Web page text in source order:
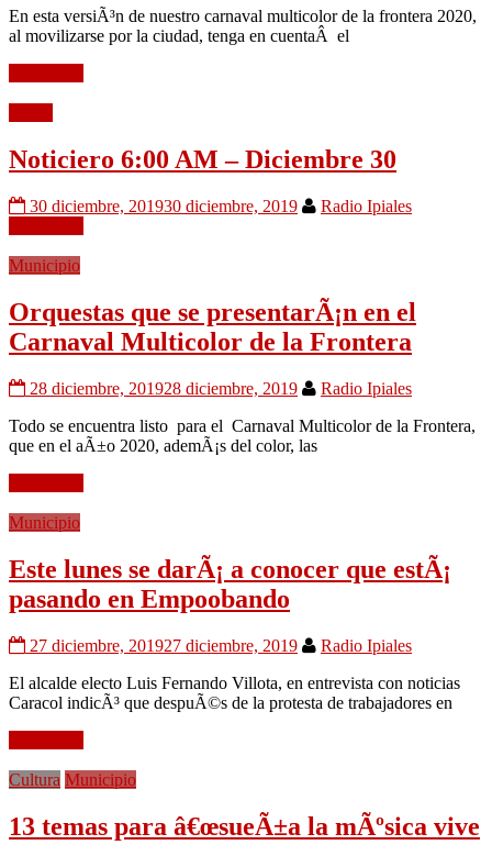
En esta versiÃ³n de nuestro carnaval multicolor de la frontera 2020,
al movilizarse por la ciudad, tenga en cuentaÂ el
Noticiero 6:00 AM – Diciembre 30
30 diciembre, 201930 diciembre, 2019
Radio Ipiales
Municipio
Orquestas que se presentarÃ¡n en el
Carnaval Multicolor de la Frontera
28 diciembre, 201928 diciembre, 2019
Radio Ipiales
Todo se encuentra listo para el Carnaval Multicolor de la Frontera,
que en el aÃ±o 2020, ademÃ¡s del color, las
Municipio
Este lunes se darÃ¡ a conocer que estÃ¡
pasando en Empoobando
27 diciembre, 201927 diciembre, 2019
Radio Ipiales
El alcalde electo Luis Fernando Villota, en entrevista con noticias
Caracol indicÃ³ que despuÃ©s de la protesta de trabajadores en
Cultura Municipio
13 temas para â€œsueÃ±a la mÃºsica vive